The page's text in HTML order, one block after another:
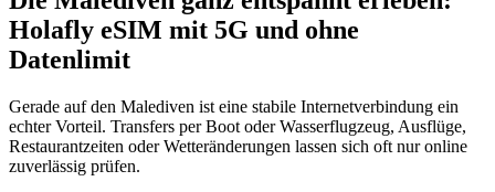
Holafly eSIM mit 5G und ohne
Datenlimit
Gerade auf den Malediven ist eine stabile Internetverbindung ein
echter Vorteil. Transfers per Boot oder Wasserflugzeug, Ausflüge,
Restaurantzeiten oder Wetteränderungen lassen sich oft nur online
zuverlässig prüfen.